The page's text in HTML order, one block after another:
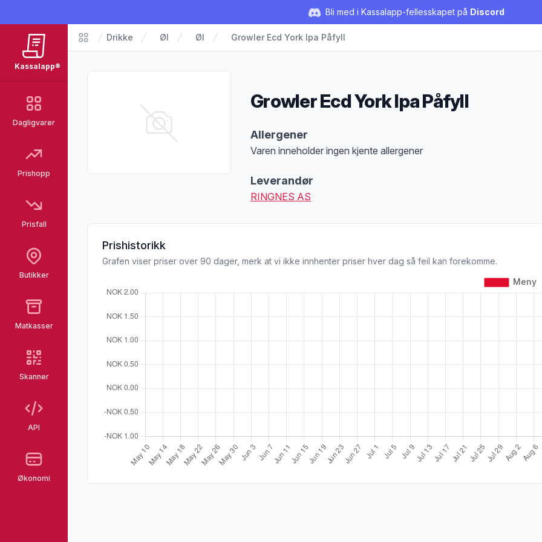
Bli med i Kassalapp-fellesskapet på Discord
Kassalapp®
Dagligvarer
Prishopp
Prisfall
Butikker
Matkasser
Skanner
API
Økonomi
Matvarer
Drikke Øl Øl Growler Ecd York Ipa Påfyll
Growler Ecd York Ipa Påfyll
Allergener
Varen inneholder ingen kjente allergener
Leverandør
RINGNES AS
Prishistorikk
Grafen viser priser over 90 dager, merk at vi ikke innhenter priser hver dag så feil kan forekomme.